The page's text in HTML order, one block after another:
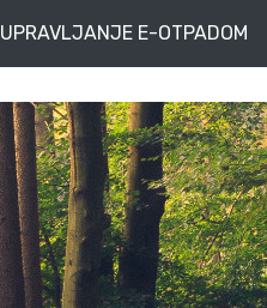
UPRAVLJANJE E-OTPADOM